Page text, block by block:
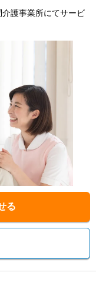
る
介護事業所にてサービ